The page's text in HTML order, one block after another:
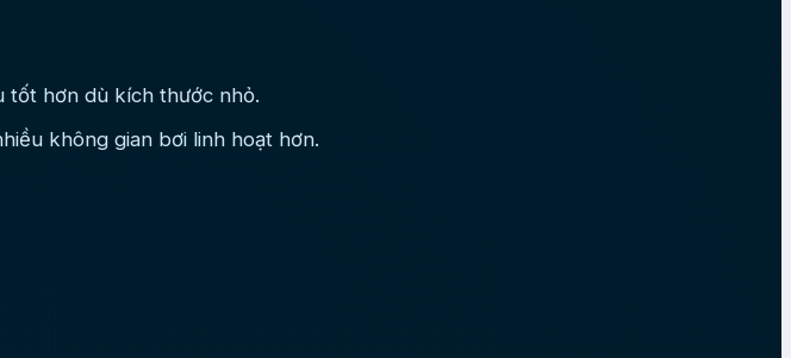
tốt hơn dù kích thước nhỏ.
không gian bơi linh hoạt hơn.